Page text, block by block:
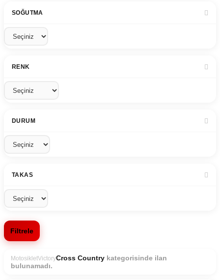
SOĞUTMA
RENK
DURUM
TAKAS
Filtrele
MotosikletVictoryCross Country kategorisinde ilan
bulunamadı.